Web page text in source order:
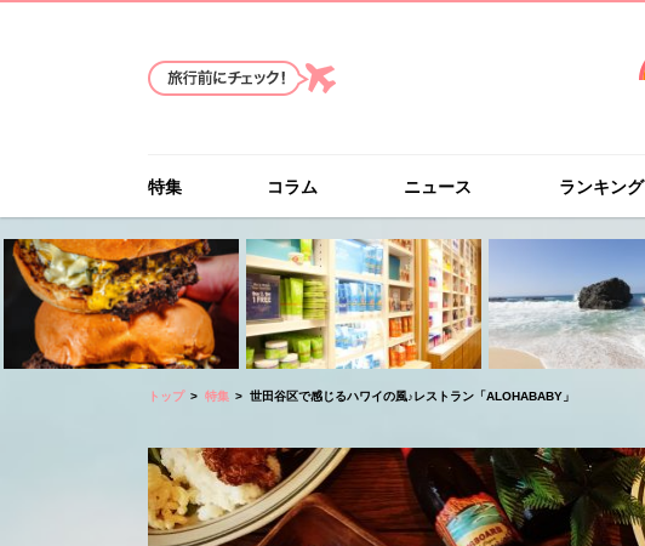
特集 コラム ニュース ランキング
トップ 特集 世田谷区で感じるハワイの風♪レストラン「ALOHABABY」